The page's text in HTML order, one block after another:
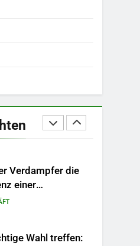
über die
Arten von
Wer ist
Verdampfer die
einer
verbessert
Wahl treffen: